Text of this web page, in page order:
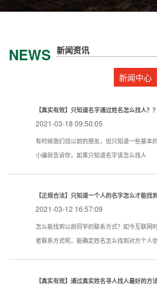
NEWS 新闻资讯
新闻中心
【真实有效】只知道名字通过姓名怎么找人？？
2021-03-18 09:50:05
有时候我们找以前的朋友，但只知道一些基本
小编就告诉你，如果只知道名字该怎么找人
【正规合法】只知道一个人的名字怎么才能找
2021-03-12 16:57:09
怎么能找到以前同学的联系方式？如今互联网
者联系方式呢，能确定姓名怎么找到对方个人
【真实有效】通过真实姓名寻人找人最好的方法